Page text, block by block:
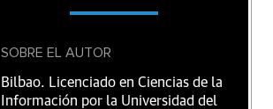
SOBRE EL AUTOR
Bilbao. Licenciado en Ciencias de la
Información por la Universidad del